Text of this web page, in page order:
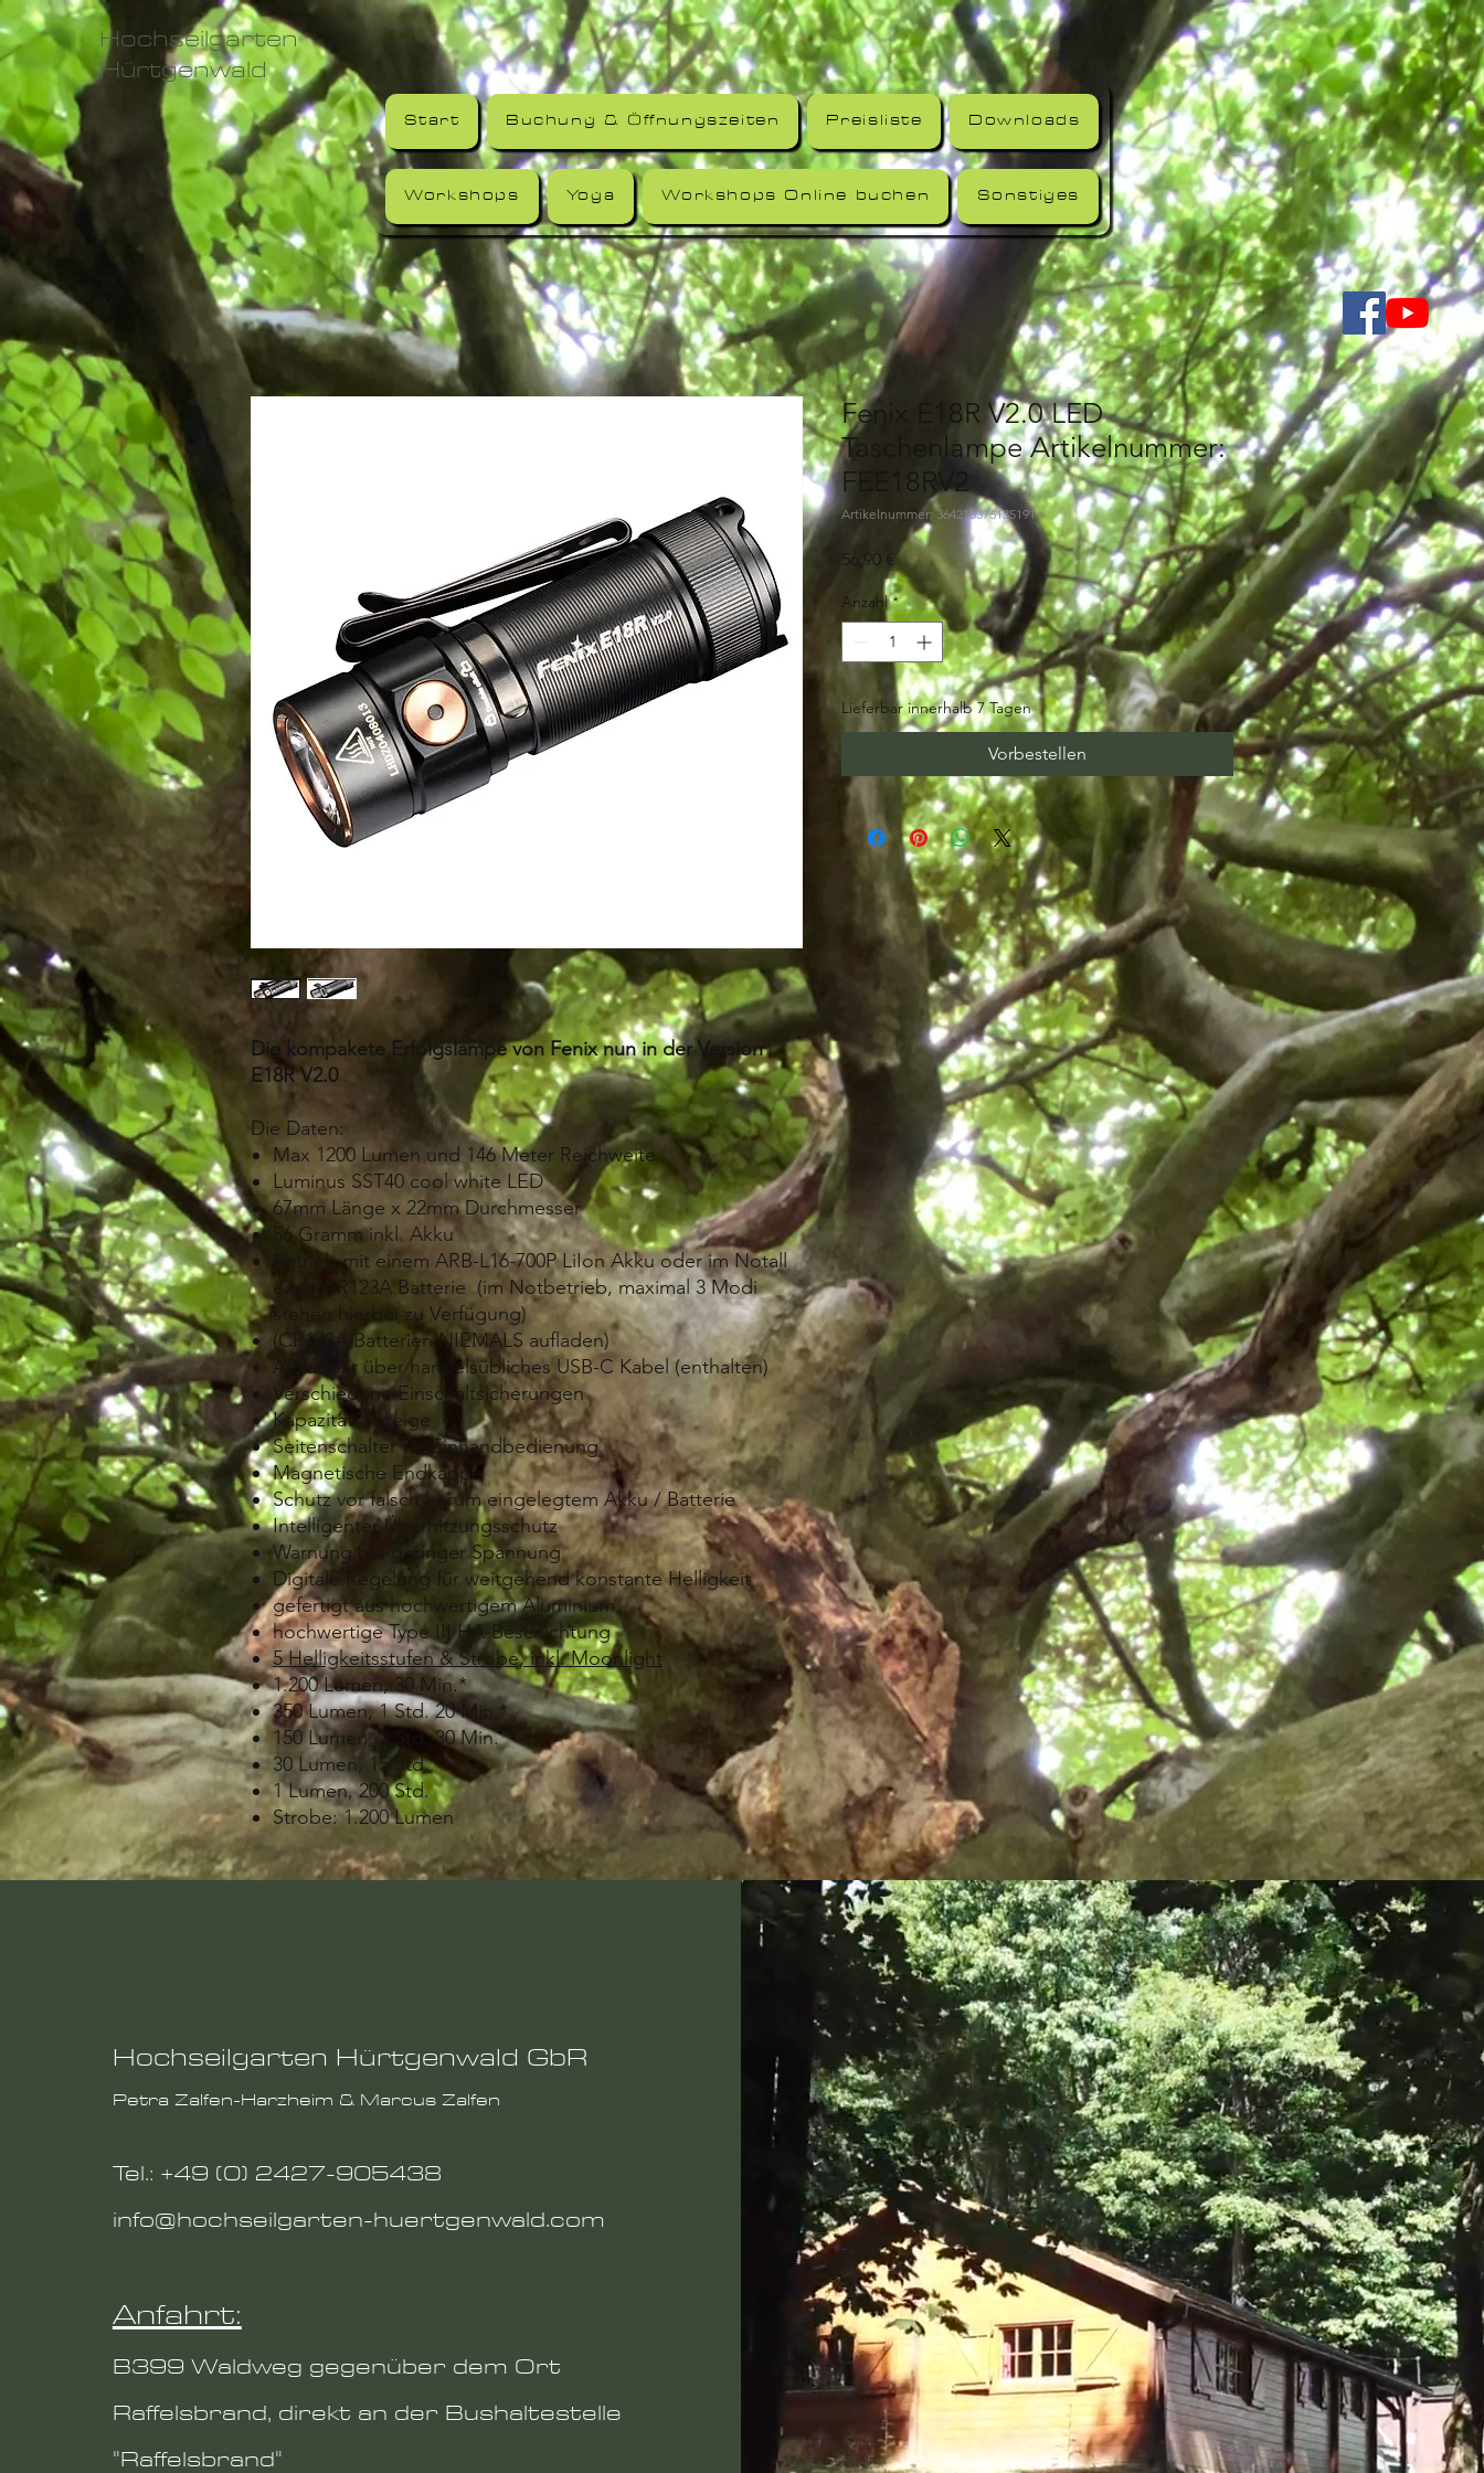
Hochseilgarten
Hürtgenwald
Start Buchung & Öffnungszeiten Preisliste Downloads
Workshops Yoga Workshops Online buchen Sonstiges
Die kompakete Erfolgslampe von Fenix nun in der Version
E18R V2.0
Die Daten:
Max 1200 Lumen und 146 Meter Reichweite
Luminus SST40 cool white LED
67mm Länge x 22mm Durchmesser
56 Gramm inkl. Akku
Betrieb mit einem ARB-L16-700P LiIon Akku oder im Notall
einer CR123A Batterie (im Notbetrieb, maximal 3 Modi
stehen hierbei zu Verfügung)
(CR123A Batterien NIEMALS aufladen)
Aufladbar über handelsübliches USB-C Kabel (enthalten)
Verschiedene Einschaltsicherungen
Kapazitätsanzeige
Seitenschalter für Einhandbedienung
Magnetische Endkappe
Schutz vor falsch herum eingelegtem Akku / Batterie
Intelligenter Überhitzungsschutz
Warnung bei geringer Spannung
Digitale Regelung für weitgehend konstante Helligkeit
gefertigt aus hochwertigem Aluminium
hochwertige Type III HA-Beschichtung
5 Helligkeitsstufen & Strobe, inkl. Moonlight
1.200 Lumen, 30 Min.*
350 Lumen, 1 Std. 20 Min.*
150 Lumen, 2 Std. 30 Min.
30 Lumen, 15 Std.
1 Lumen, 200 Std.
Strobe: 1.200 Lumen
Fenix E18R V2.0 LED
Taschenlampe Artikelnummer:
FEE18RV2
Artikelnummer: 364215376135191
56,90 € Preis
Anzahl *
Lieferbar innerhalb 7 Tagen
Vorbestellen
Hochseilgarten Hürtgenwald GbR
Petra Zalfen-Harzheim & Marcus Zalfen
Tel.: +49 (0) 2427-905438
info@hochseilgarten-huertgenwald.com
Anfahrt:
B399 Waldweg gegenüber dem Ort
Raffelsbrand, direkt an der Bushaltestelle
"Raffelsbrand"